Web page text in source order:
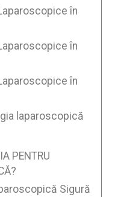
în
în
în
laparoscopică
PENTRU
Sigură